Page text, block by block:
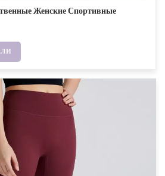
Женские Спортивные